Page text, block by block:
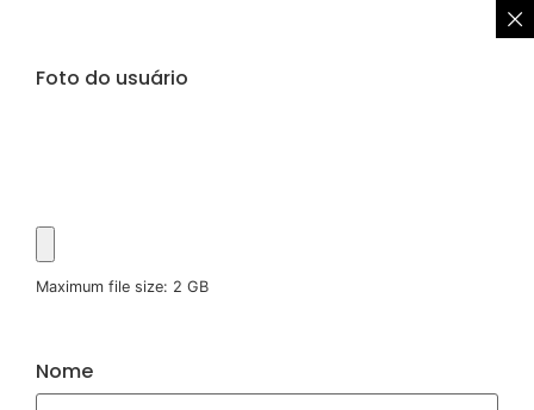
Foto do usuário
Maximum file size: 2 GB
Nome